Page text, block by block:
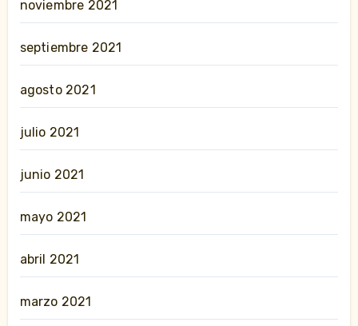
noviembre 2021
septiembre 2021
agosto 2021
julio 2021
junio 2021
mayo 2021
abril 2021
marzo 2021